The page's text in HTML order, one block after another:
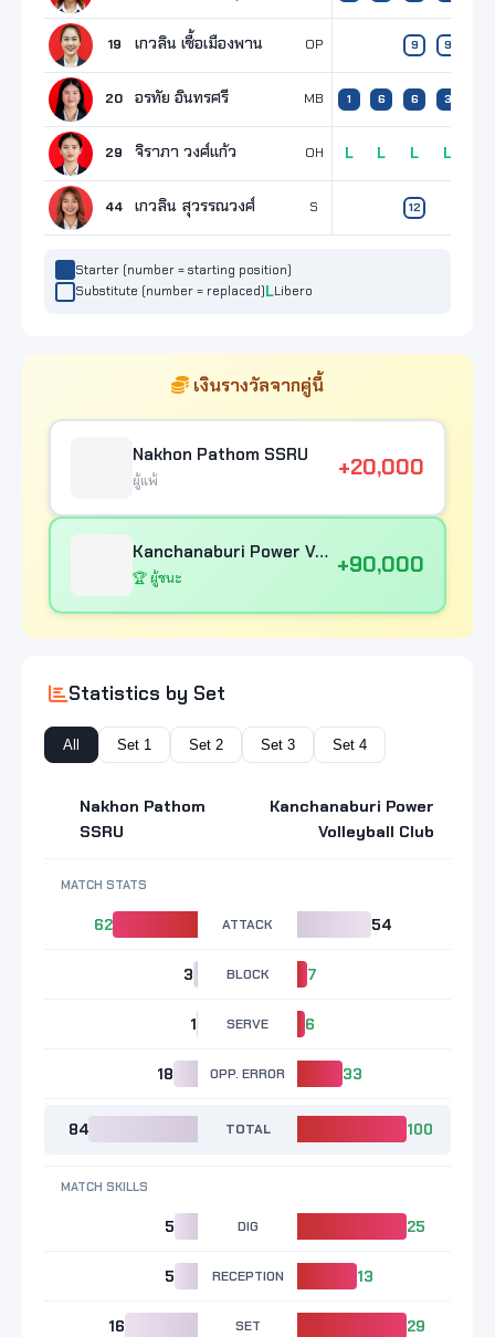
19 เกวลิน เชื้อเมืองพาน OP 9 9
20 อรทัย อินทรศรี MB 1 6 6 3
29 จิราภา วงศ์แก้ว OH L L L L
44 เกวลิน สุวรรณวงศ์ S 12
Starter (number = starting position)
Substitute (number = replaced)
Libero
เงินรางวัลจากคู่นี้
Nakhon Pathom SSRU
ผู้แพ้ +20,000
Kanchanaburi Power Volleyball Club
🏆 ผู้ชนะ +90,000
Statistics by Set
All Set 1 Set 2 Set 3 Set 4
Nakhon Pathom
SSRU
Kanchanaburi Power
Volleyball Club
MATCH STATS
62 ATTACK 54
3 BLOCK 7
1 SERVE 6
18 OPP. ERROR 33
84 TOTAL 100
MATCH SKILLS
5 DIG 25
5 RECEPTION 13
16 SET 29